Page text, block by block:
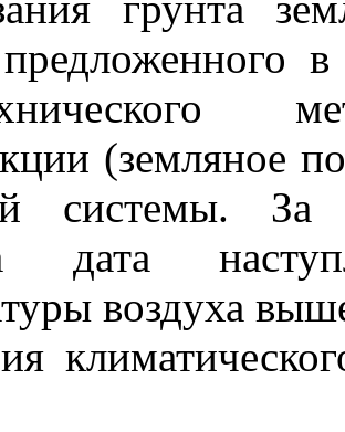
(земляное
системы. За
дата
воздуха